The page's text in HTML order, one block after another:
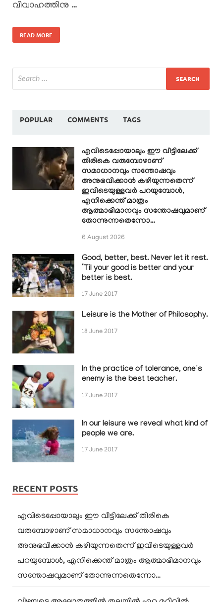
വിവാഹത്തിനു …
READ MORE
POPULAR COMMENTS TAGS
എവിടെപ്പോയാലും ഈ വീട്ടിലേക്ക്
തിരികെ വരുമ്പോഴാണ്
സമാധാനവും സന്തോഷവും
അനുഭവിക്കാൻ കഴിയുന്നതെന്ന്
ഇവിടെയുള്ളവർ പറയുമ്പോൾ,
എനിക്കെന്ത് മാത്രം
ആത്മാഭിമാനവും സന്തോഷവുമാണ്
തോന്നുന്നതെന്നോ…
6 August 2026
Good, better, best. Never let it rest.
‘Til your good is better and your
better is best.
17 June 2017
Leisure is the Mother of Philosophy.
18 June 2017
In the practice of tolerance, one’s
enemy is the best teacher.
17 June 2017
In our leisure we reveal what kind of
people we are.
17 June 2017
RECENT POSTS
എവിടെപ്പോയാലും ഈ വീട്ടിലേക്ക് തിരികെ
വരുമ്പോഴാണ് സമാധാനവും സന്തോഷവും
അനുഭവിക്കാൻ കഴിയുന്നതെന്ന് ഇവിടെയുള്ളവർ
പറയുമ്പോൾ, എനിക്കെന്ത് മാത്രം ആത്മാഭിമാനവും
സന്തോഷവുമാണ് തോന്നുന്നതെന്നോ…